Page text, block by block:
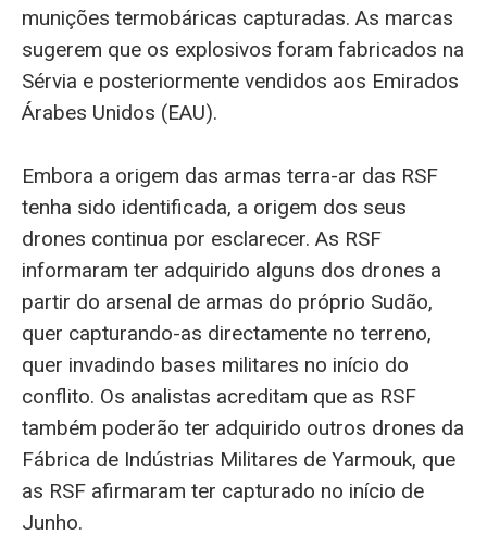
munições termobáricas capturadas. As marcas
sugerem que os explosivos foram fabricados na
Sérvia e posteriormente vendidos aos Emirados
Árabes Unidos (EAU).
Embora a origem das armas terra-ar das RSF
tenha sido identificada, a origem dos seus
drones continua por esclarecer. As RSF
informaram ter adquirido alguns dos drones a
partir do arsenal de armas do próprio Sudão,
quer capturando-as directamente no terreno,
quer invadindo bases militares no início do
conflito. Os analistas acreditam que as RSF
também poderão ter adquirido outros drones da
Fábrica de Indústrias Militares de Yarmouk, que
as RSF afirmaram ter capturado no início de
Junho.